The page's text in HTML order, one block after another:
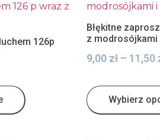
126p
Błękitne
z modrosójkami
9,00 zł – 11,50
Wybierz